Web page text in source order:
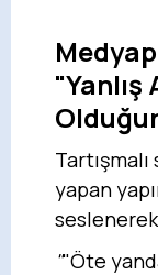
yapan
""Öte